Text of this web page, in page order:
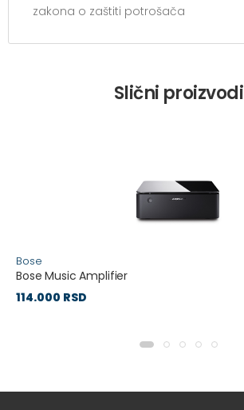
zakona o zaštiti potrošača
Slični proizvodi
Bose
Bose Music Amplifier
114.000 RSD